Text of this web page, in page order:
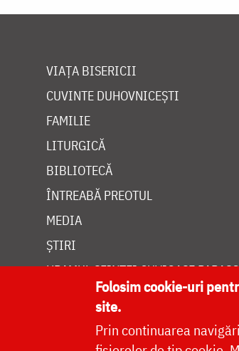
VIAȚA BISERICII
CUVINTE DUHOVNICEȘTI
FAMILIE
LITURGICĂ
BIBLIOTECĂ
ÎNTREABĂ PREOTUL
MEDIA
ȘTIRI
HRAMUL SFINTEI CUVIOASE
Folosim cookie-uri
site.
Prin continuarea